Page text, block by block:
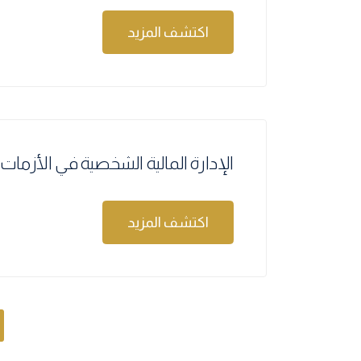
اكتشف المزيد
الإدارة المالية الشخصية في الأزمات
اكتشف المزيد